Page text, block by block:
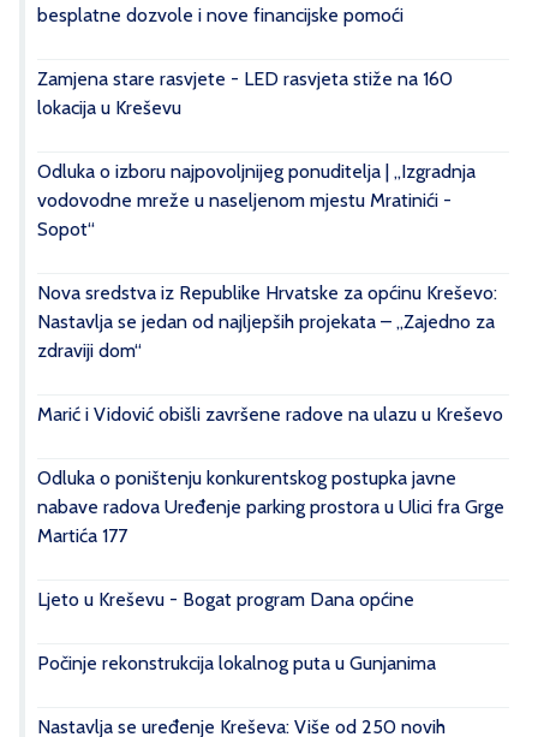
besplatne dozvole i nove financijske pomoći
Zamjena stare rasvjete - LED rasvjeta stiže na 160
lokacija u Kreševu
Odluka o izboru najpovoljnijeg ponuditelja | „Izgradnja
vodovodne mreže u naseljenom mjestu Mratinići -
Sopot“
Nova sredstva iz Republike Hrvatske za općinu Kreševo:
Nastavlja se jedan od najljepših projekata – „Zajedno za
zdraviji dom“
Marić i Vidović obišli završene radove na ulazu u Kreševo
Odluka o poništenju konkurentskog postupka javne
nabave radova Uređenje parking prostora u Ulici fra Grge
Martića 177
Ljeto u Kreševu - Bogat program Dana općine
Počinje rekonstrukcija lokalnog puta u Gunjanima
Nastavlja se uređenje Kreševa: Više od 250 novih